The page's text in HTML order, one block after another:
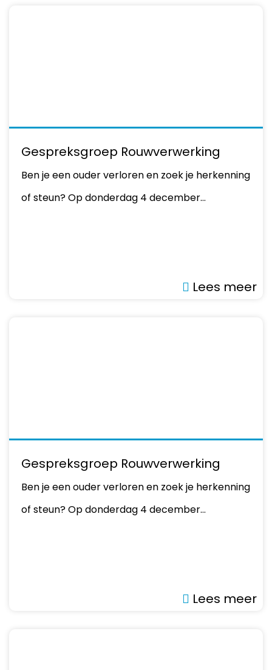
Gespreksgroep Rouwverwerking
Ben je een ouder verloren en zoek je herkenning
of steun? Op donderdag 4 december…
Lees meer
Gespreksgroep Rouwverwerking
Ben je een ouder verloren en zoek je herkenning
of steun? Op donderdag 4 december…
Lees meer